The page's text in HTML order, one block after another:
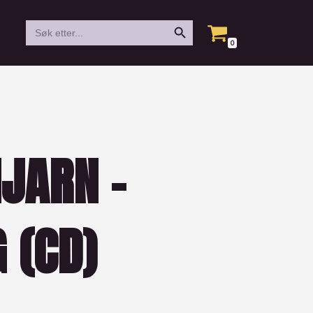
Search
for:
Search Button
0
–
(CD)